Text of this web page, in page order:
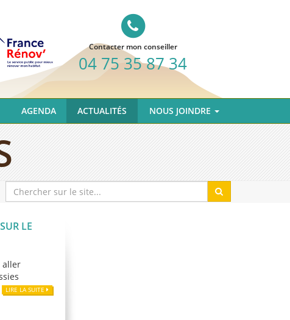
Contacter mon conseiller
04 75 35 87 34
AGENDA ACTUALITÉS NOUS JOINDRE
LE
aller
LIRE LA SUITE